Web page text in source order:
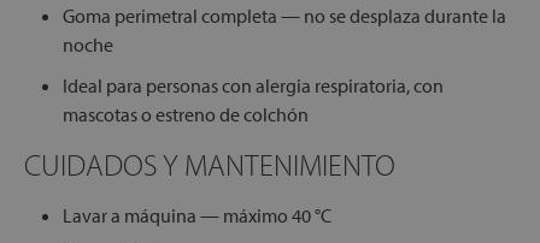
Goma perimetral completa — no se desplaza durante la
noche
Ideal para personas con alergia respiratoria, con
mascotas o estreno de colchón
CUIDADOS Y MANTENIMIENTO
Lavar a máquina — máximo 40 °C